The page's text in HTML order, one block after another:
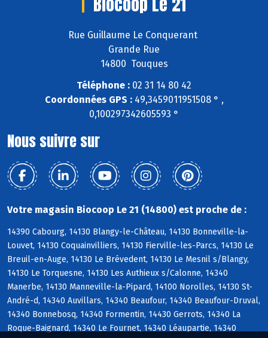
Rue Guillaume Le Conquerant
Grande Rue
14800 Touques
Téléphone : 02 31 14 80 42
Coordonnées GPS :49,3459011951508 ° ,
0,100297342605593 °
Nous suivre sur
Votre magasin Biocoop Le 21 (14800) est proche de :
14390 Cabourg, 14130 Blangy-le-Château, 14130 Bonneville-la-
Louvet, 14130 Coquainvilliers, 14130 Fierville-les-Parcs, 14130 Le
Breuil-en-Auge, 14130 Le Brévedent, 14130 Le Mesnil s/Blangy,
14130 Le Torquesne, 14130 Les Authieux s/Calonne, 14340
Manerbe, 14130 Manneville-la-Pipard, 14100 Norolles, 14130 St-
André-d, 14340 Auvillars, 14340 Beaufour, 14340 Beaufour-Druval,
14340 Bonnebosq, 14340 Formentin, 14430 Gerrots, 14340 La
Roque-Baignard, 14340 Le Fournet, 14340 Léaupartie, 14340